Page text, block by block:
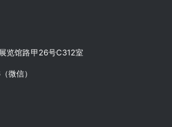
览馆路甲26号C312室
微信）